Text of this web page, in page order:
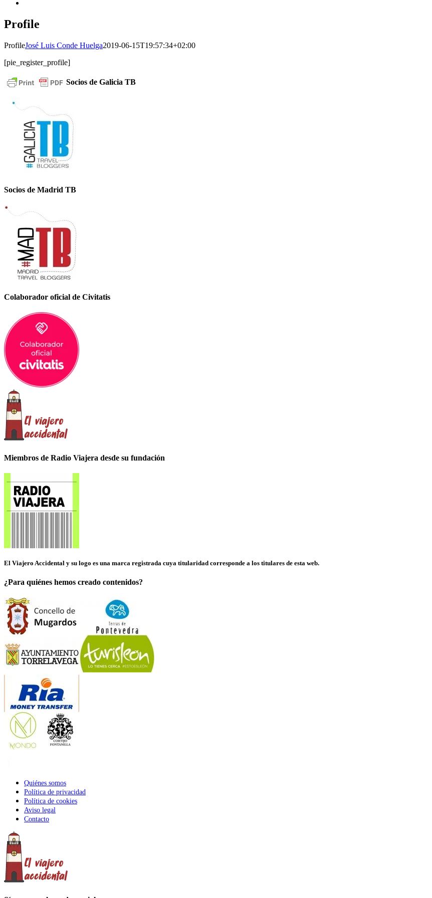
Profile
ProfileJosé Luis Conde Huelga2019-06-15T19:57:34+02:00
[pie_register_profile]
Socios de Galicia TB
Socios de Madrid TB
Colaborador oficial de Civitatis
Miembros de Radio Viajera desde su fundación
El Viajero Accidental y su logo es una marca registrada cuya titularidad corresponde a los titulares de esta web.
¿Para quiénes hemos creado contenidos?
Quiénes somos
Política de privacidad
Política de cookies
Aviso legal
Contacto
Close
Sliding
Bar
Area